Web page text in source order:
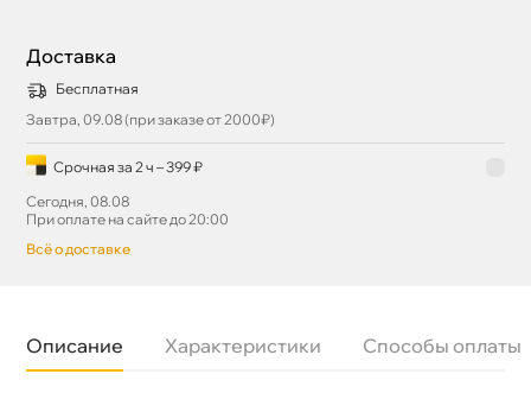
Доставка
Бесплатная
Завтра, 09.08 (при заказе от 2000₽)
Срочная за 2 ч – 399 ₽
Сегодня, 08.08
При оплате на сайте до 20:00
сё о доставке
Описание Характеристики Способы оплаты